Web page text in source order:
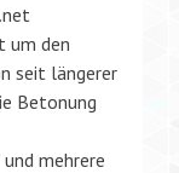
um den
seit längerer
Betonung
und mehrere